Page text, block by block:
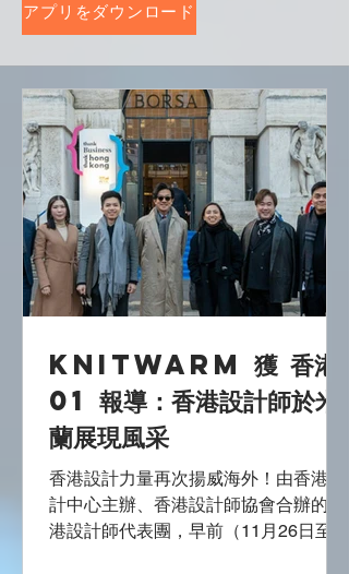
アプリをダウンロード
KnitWarm 獲 香港
01 報導：香港設計師於米
蘭展現風采
香港設計力量再次揚威海外！由香港設
計中心主辦、香港設計師協會合辦的香
港設計師代表團，早前（11月26日至29